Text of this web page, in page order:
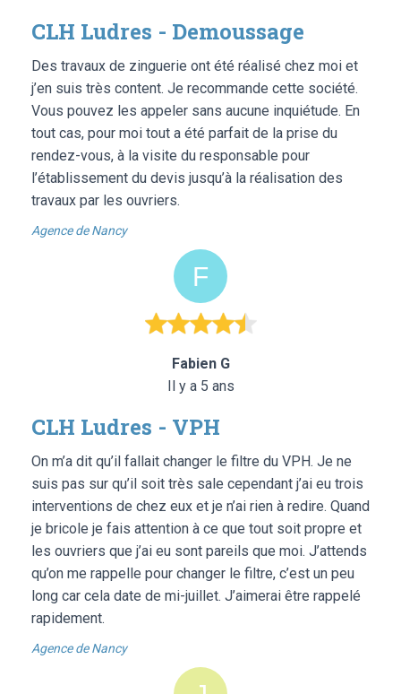
CLH Ludres - Demoussage
Des travaux de zinguerie ont été réalisé chez moi et
j’en suis très content. Je recommande cette société.
Vous pouvez les appeler sans aucune inquiétude. En
tout cas, pour moi tout a été parfait de la prise du
rendez-vous, à la visite du responsable pour
l’établissement du devis jusqu’à la réalisation des
travaux par les ouvriers.
Agence de Nancy
Fabien G
Il y a 5 ans
CLH Ludres - VPH
On m’a dit qu’il fallait changer le filtre du VPH. Je ne
suis pas sur qu’il soit très sale cependant j’ai eu trois
interventions de chez eux et je n’ai rien à redire. Quand
je bricole je fais attention à ce que tout soit propre et
les ouvriers que j’ai eu sont pareils que moi. J’attends
qu’on me rappelle pour changer le filtre, c’est un peu
long car cela date de mi-juillet. J’aimerai être rappelé
rapidement.
Agence de Nancy